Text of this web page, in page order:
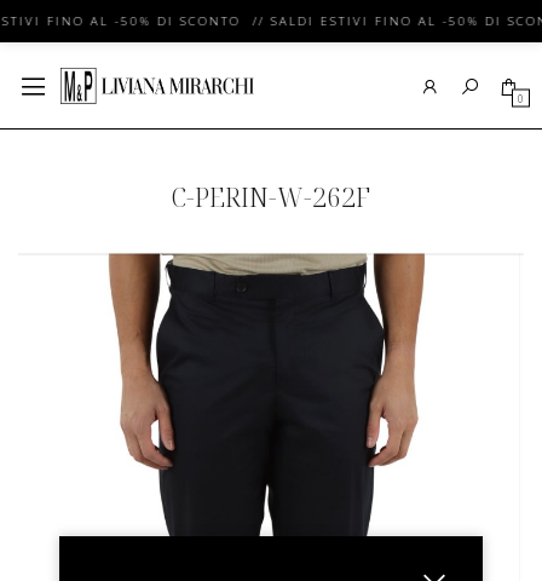
FINO AL -50% DI SCONTO // SALDI ESTIVI FINO AL -50% DI
0
C-PERIN-W-262F